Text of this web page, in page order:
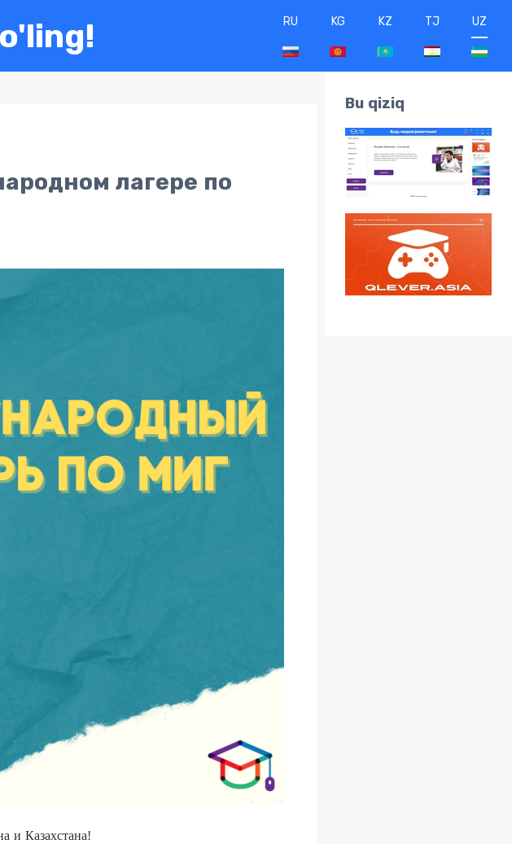
RU KG KZ TJ UZ
лагере по
и Казахстана!
Bu qiziq